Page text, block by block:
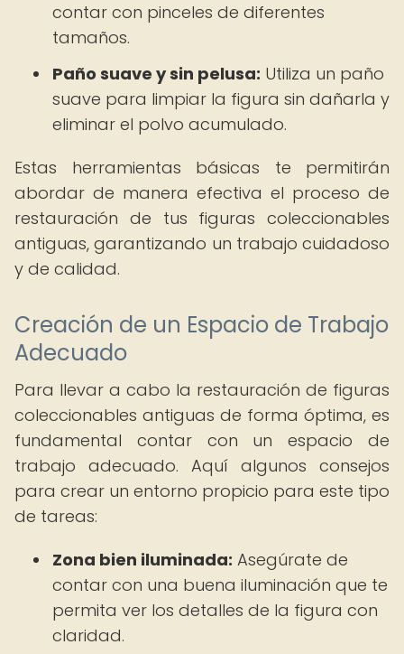
contar con pinceles de diferentes
tamaños.
Paño suave y sin pelusa: Utiliza un paño
suave para limpiar la figura sin dañarla y
eliminar el polvo acumulado.
Estas herramientas básicas te permitirán
abordar de manera efectiva el proceso de
restauración de tus figuras coleccionables
antiguas, garantizando un trabajo cuidadoso
y de calidad.
Creación de un Espacio de Trabajo
Adecuado
Para llevar a cabo la restauración de figuras
coleccionables antiguas de forma óptima, es
fundamental contar con un espacio de
trabajo adecuado. Aquí algunos consejos
para crear un entorno propicio para este tipo
de tareas:
Zona bien iluminada: Asegúrate de
contar con una buena iluminación que te
permita ver los detalles de la figura con
claridad.